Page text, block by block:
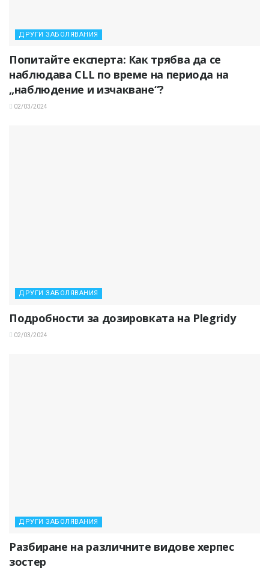
ДРУГИ ЗАБОЛЯВАНИЯ
Попитайте експерта: Как трябва да се
наблюдава CLL по време на периода на
„наблюдение и изчакване“?
02/03/2024
ДРУГИ ЗАБОЛЯВАНИЯ
Подробности за дозировката на Plegridy
02/03/2024
ДРУГИ ЗАБОЛЯВАНИЯ
Разбиране на различните видове херпес
зостер